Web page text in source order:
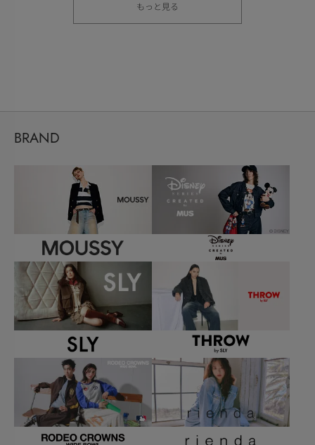
もっと見る
BRAND